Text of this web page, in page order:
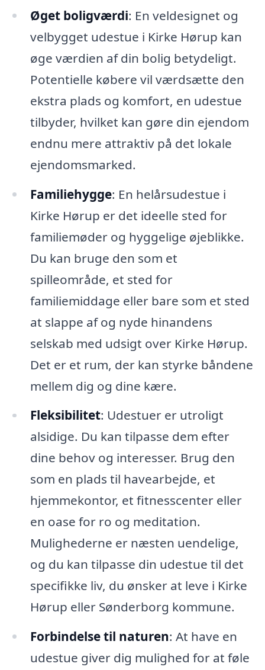
Øget boligværdi: En veldesignet og
velbygget udestue i Kirke Hørup kan
øge værdien af din bolig betydeligt.
Potentielle købere vil værdsætte den
ekstra plads og komfort, en udestue
tilbyder, hvilket kan gøre din ejendom
endnu mere attraktiv på det lokale
ejendomsmarked.
Familiehygge: En helårsudestue i
Kirke Hørup er det ideelle sted for
familiemøder og hyggelige øjeblikke.
Du kan bruge den som et
spilleområde, et sted for
familiemiddage eller bare som et sted
at slappe af og nyde hinandens
selskab med udsigt over Kirke Hørup.
Det er et rum, der kan styrke båndene
mellem dig og dine kære.
Fleksibilitet: Udestuer er utroligt
alsidige. Du kan tilpasse dem efter
dine behov og interesser. Brug den
som en plads til havearbejde, et
hjemmekontor, et fitnesscenter eller
en oase for ro og meditation.
Mulighederne er næsten uendelige,
og du kan tilpasse din udestue til det
specifikke liv, du ønsker at leve i Kirke
Hørup eller Sønderborg kommune.
Forbindelse til naturen: At have en
udestue giver dig mulighed for at føle